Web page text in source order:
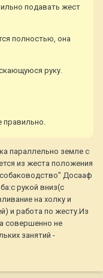
подавать жест
полностью, она
руку.
правильно.
параллельно земле с
из жеста положения
Досааф
рукой вниз(с
на холку и
и работа по жесту.Из
совершенно не
занятий -